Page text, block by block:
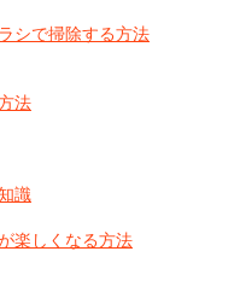
シで掃除する方法
法
識
楽しくなる方法